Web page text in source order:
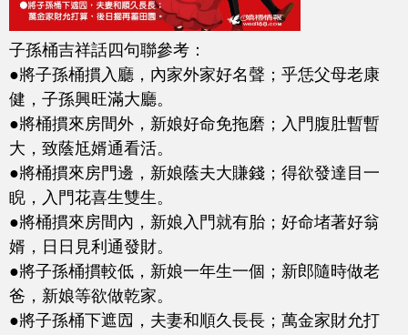
子孫桶吉祥話四句聯參考：
●將子孫桶摜入廳，內家外家好名聲；乎恁父母老康
健，子孫興旺滿大廳。
●將桶摜來房間外，新娘好命免拖磨；入門腹肚暫暫
大，致蔭尪婿通看活。
●將桶摜來房門邊，新娘蔭夫大賺錢；得欲發達目一
睨，入門花喜生雙生。
●將桶摜來房間內，新娘入門就有胎；好命堵著好翁
婿，日日見利通發財。
●將子孫桶摜較低，新娘一年生一個；新郎隨時做老
爸，新娘等欲做乾家。
●將子孫桶下遮囥，夫妻和順久長長；萬金家財允打